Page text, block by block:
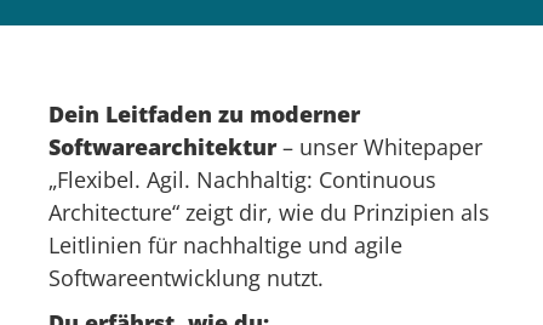
Dein Leitfaden zu moderner
Softwarearchitektur– unser Whitepaper
„Flexibel. Agil. Nachhaltig: Continuous
Architecture“ zeigt dir, wie du Prinzipien als
Leitlinien für nachhaltige und agile
Softwareentwicklung nutzt.